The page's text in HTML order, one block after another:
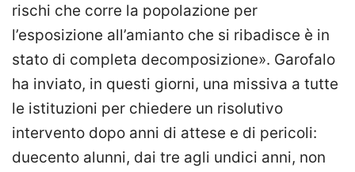
rischi che corre la popolazione per
l’esposizione all’amianto che si ribadisce è in
stato di completa decomposizione». Garofalo
ha inviato, in questi giorni, una missiva a tutte
le istituzioni per chiedere un risolutivo
intervento dopo anni di attese e di pericoli:
duecento alunni, dai tre agli undici anni, non